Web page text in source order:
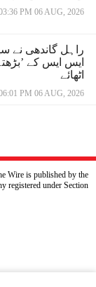
PM 06 AUG, 2026
راہل گاندھی نے
ایس ایس کے
اٹھائے
PM 06 AUG, 2026
Wire is published by the
registered under Section